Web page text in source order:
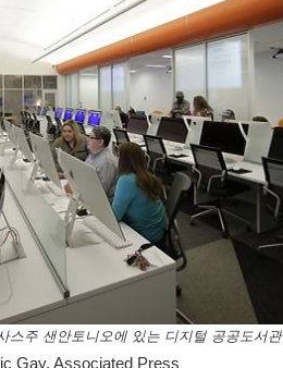
스주 샌안토니오에 있는 디지털 공공도서관
Gay, Associated Press